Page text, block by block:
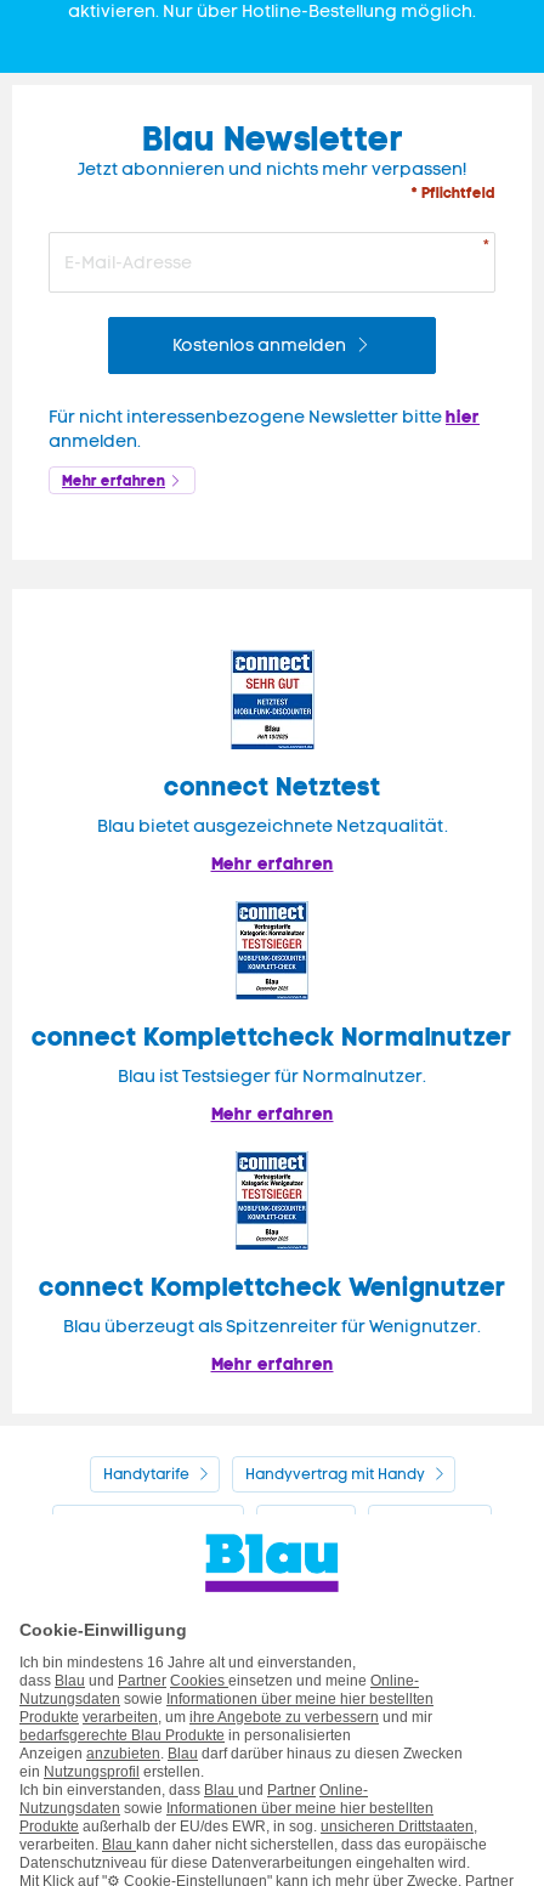
aktivieren. Nur über Hotline-Bestellung möglich.
Blau Newsletter
Jetzt abonnieren und nichts mehr verpassen!
* Pflichtfeld
Kostenlos anmelden
Für nicht interessenbezogene Newsletter bittehier
anmelden.
Mehr erfahren
connect Netztest
Blau bietet ausgezeichnete Netzqualität.
Mehr erfahren
connect Komplettcheck Normalnutzer
Blau ist Testsieger für Normalnutzer.
Mehr erfahren
connect Komplettcheck Wenignutzer
Blau überzeugt als Spitzenreiter für Wenignutzer.
Mehr erfahren
Handytarife Handyvertrag mit Handy
Handyvertrag ohne Handy
Kontakt Impressum AGB & Pflichtinformationen
Hinweise ElektroG/BattG Datenschutz
Barrierefreiheit Karriere Cookie-Einstellungen